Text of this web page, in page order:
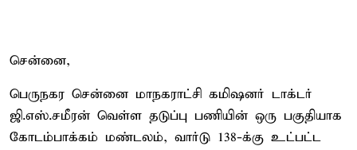
சென்னை,
பெருநகர சென்னை மாநகராட்சி கமிஷனர் டாக்டர்
ஜி.எஸ்.சமீரன் வெள்ள தடுப்பு பணியின் ஒரு பகுதியாக
கோடம்பாக்கம் மண்டலம், வார்டு 138-க்கு உட்பட்ட